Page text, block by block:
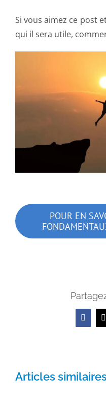
Si vous aimez ce post
qui il sera utile,
POUR EN
X
Articles similaires